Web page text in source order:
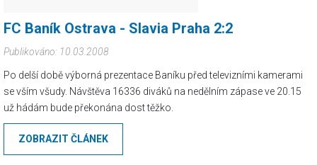
FC Baník Ostrava - Slavia Praha 2:2
Publikováno: 10.03.2008
Po delší době výborná prezentace Baníku před televizními kamerami
se vším všudy. Návštěva 16336 diváků na nedělním zápase ve 20.15
už hádám bude překonána dost těžko.
ZOBRAZIT ČLÁNEK